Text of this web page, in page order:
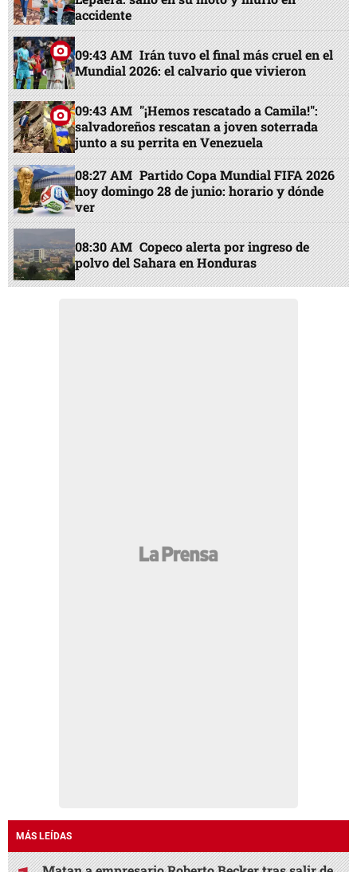
accidente
09:43 AM Irán tuvo el final más cruel en el
Mundial 2026: el calvario que vivieron
09:43 AM "¡Hemos rescatado a Camila!":
salvadoreños rescatan a joven soterrada
junto a su perrita en Venezuela
08:27 AM Partido Copa Mundial FIFA 2026
hoy domingo 28 de junio: horario y dónde
ver
08:30 AM Copeco alerta por ingreso de
polvo del Sahara en Honduras
MÁS LEÍDAS